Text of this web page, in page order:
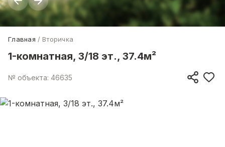
Главная Вторичка
1-комнатная, 3/18 эт., 37.4м²
№ объекта: 46635